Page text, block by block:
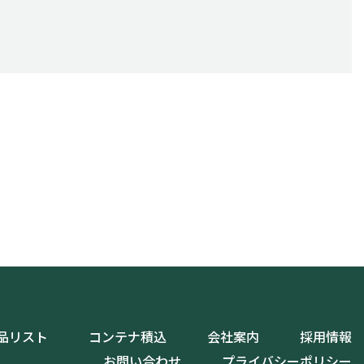
リスト コンテナ積込 会社案内
採用情報